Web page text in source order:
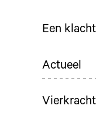
Een
Actueel